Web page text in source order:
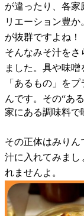
が違ったり、各
リエーション豊
が抜群ですよね！
そんなみそ汁をさ
ました。具や味
「あるもの」を
んです。その“あ
家にある調味料で
その正体はみりん
汁に入れてみまし
れませんよ。